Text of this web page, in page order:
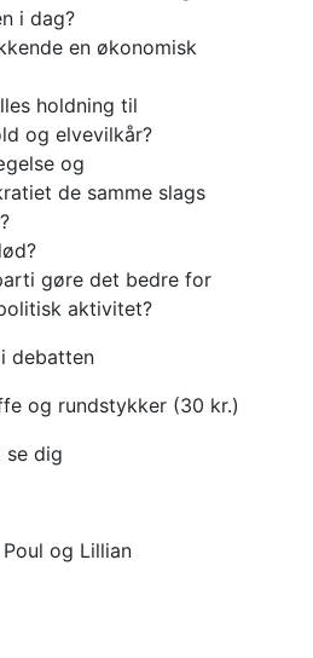
i dag?
en økonomisk
holdning til
og elvevilkår?
og
de samme slags
gøre det bedre for
aktivitet?
debatten
og rundstykker (30 kr.)
dig
og Lillian